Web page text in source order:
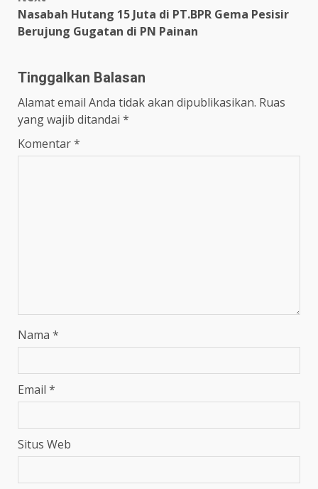
Nasabah Hutang 15 Juta di PT.BPR Gema Pesisir
Berujung Gugatan di PN Painan
Tinggalkan Balasan
Alamat email Anda tidak akan dipublikasikan. Ruas
yang wajib ditandai *
Komentar*
Nama *
Email *
Situs Web